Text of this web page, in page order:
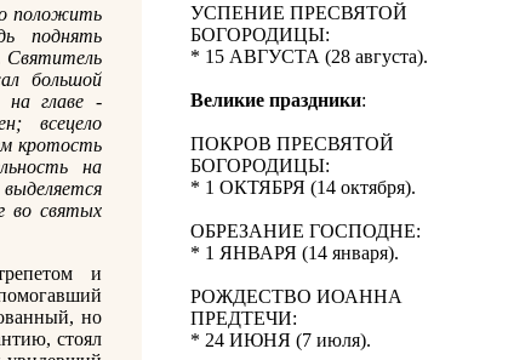
положить
поднять
Святитель
большой
на главе -
всецело
кротость
на
во святых
и
но
стоял
УСПЕНИЕ ПРЕСВЯТОЙ
БОГОРОДИЦЫ:
* 15 АВГУСТА (28 августа).
Великие праздники:
ПОКРОВ ПРЕСВЯТОЙ
БОГОРОДИЦЫ:
* 1 ОКТЯБРЯ (14 октября).
ОБРЕЗАНИЕ ГОСПОДНЕ:
* 1 ЯНВАРЯ (14 января).
РОЖДЕСТВО ИОАННА
ПРЕДТЕЧИ:
* 24 ИЮНЯ (7 июля).